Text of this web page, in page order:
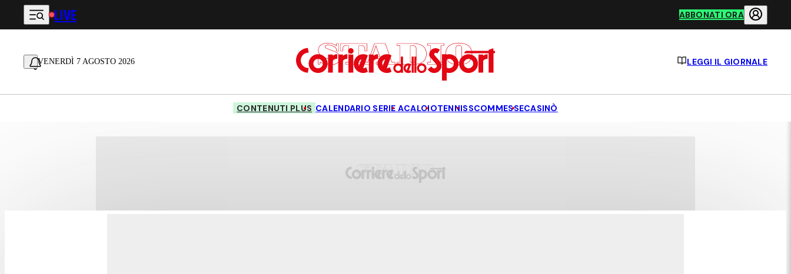
Vai al contenuto principale
LIVE ABBONATI ORA
VENERDÌ 7 AGOSTO 2026 LEGGI IL GIORNALE
CONTENUTI PLUS CALENDARIO SERIE ACALCIOTENNISSCOMMESSECASINÒ